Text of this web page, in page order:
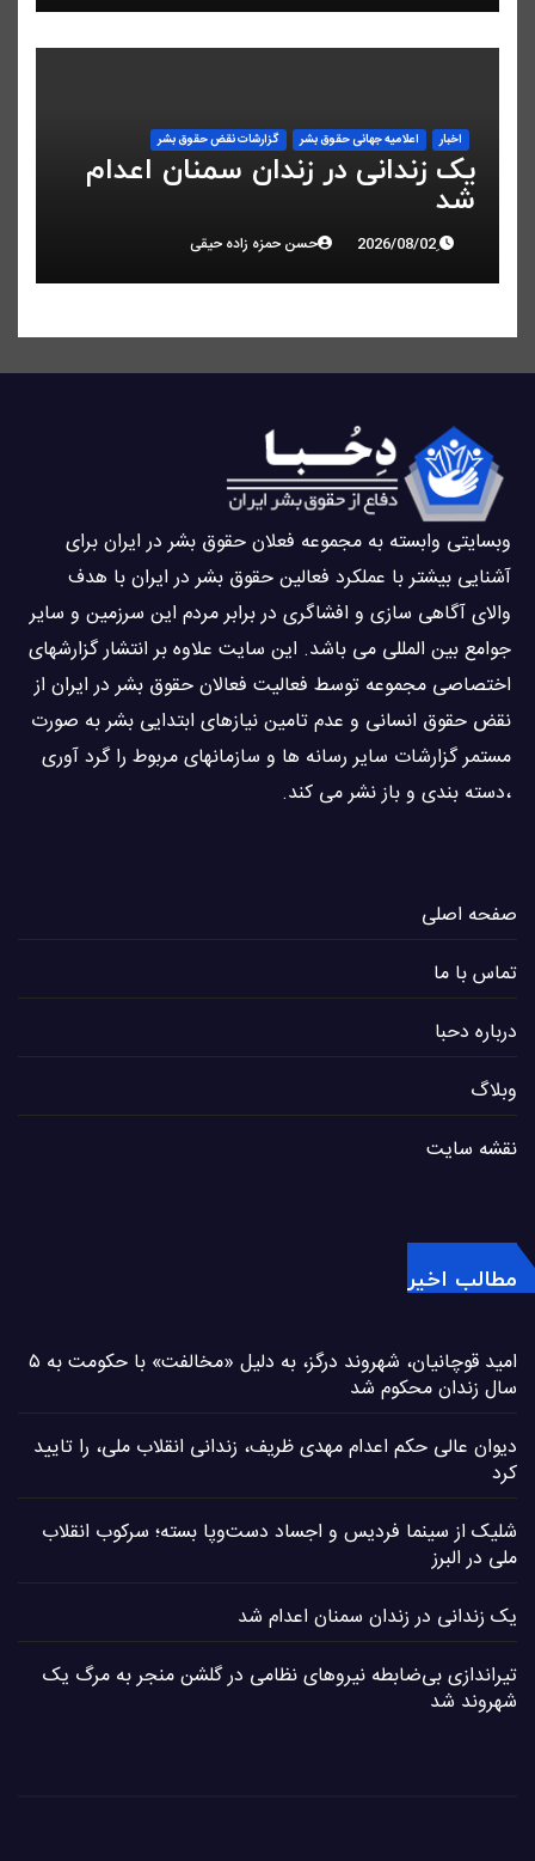
اخبار اعلاميه جهانی حقوق بشر گزارشات نقض حقوق بشر
یک زندانی در زندان سمنان اعدام
شد
حسن حمزه زاده حیقی
وبسايتى وابسته به مجموعه فعلان حقوق بشر در ایران برای
آشنایی بيشتر با عملکرد فعالین حقوق بشر در ایران با هدف
والاى آگاهى سازی و افشاگرى در برابر مردم این سرزمین و ساير
جوامع بین المللى می باشد. این سایت علاوه بر انتشار گزارشهای
اختصاصی مجموعه توسط فعاليت فعالان حقوق بشر در ایران از
نقض حقوق انسانی و عدم تامین نیازهای ابتدایی بشر به صورت
مستمر گزارشات سایر رسانه ها و سازمانهای مربوط را گرد آوری
،دسته بندی و باز نشر می كند.
صفحه اصلی
تماس با ما
درباره دحبا
وبلاگ
نقشه سایت
مطالب اخیر
امید قوچانیان، شهروند درگز، به دلیل «مخالفت» با حکومت به ۵
سال زندان محکوم شد
دیوان عالی حکم اعدام مهدی ظریف، زندانی انقلاب ملی، را تایید
کرد
شلیک از سینما فردیس و اجساد دست‌وپا بسته؛ سرکوب انقلاب
ملی در البرز
یک زندانی در زندان سمنان اعدام شد
تیراندازی بی‌ضابطه نیروهای نظامی در گلشن منجر به مرگ یک
شهروند شد